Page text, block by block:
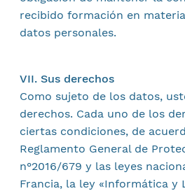
recibido formación en
datos personales.
VII. Sus derechos
Como sujeto de los datos,
derechos. Cada uno de los
ciertas condiciones, de
Reglamento General de
n°2016/679 y las leyes
Francia, la ley «Informática y